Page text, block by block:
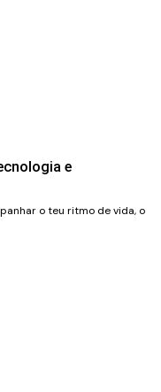
e
o teu ritmo de vida, o